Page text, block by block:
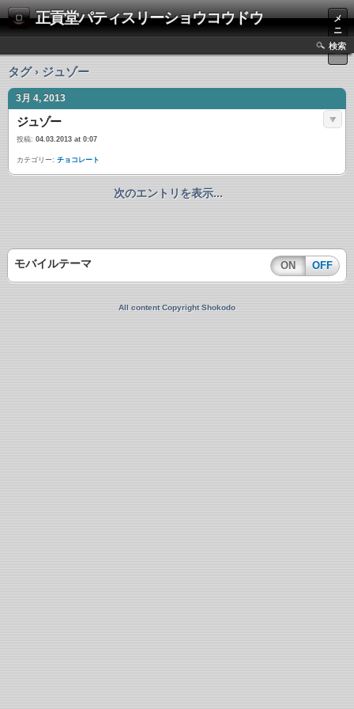
正貢堂パティスリーショウコウドウ
メ
ニ
ュ
ー
検索
タグ › ジュゾー
3月 4, 2013
ジュゾー
投稿: 04.03.2013 at 0:07
カテゴリー: チョコレート
次のエントリを表示...
モバイルテーマ ON OFF
All content Copyright Shokodo